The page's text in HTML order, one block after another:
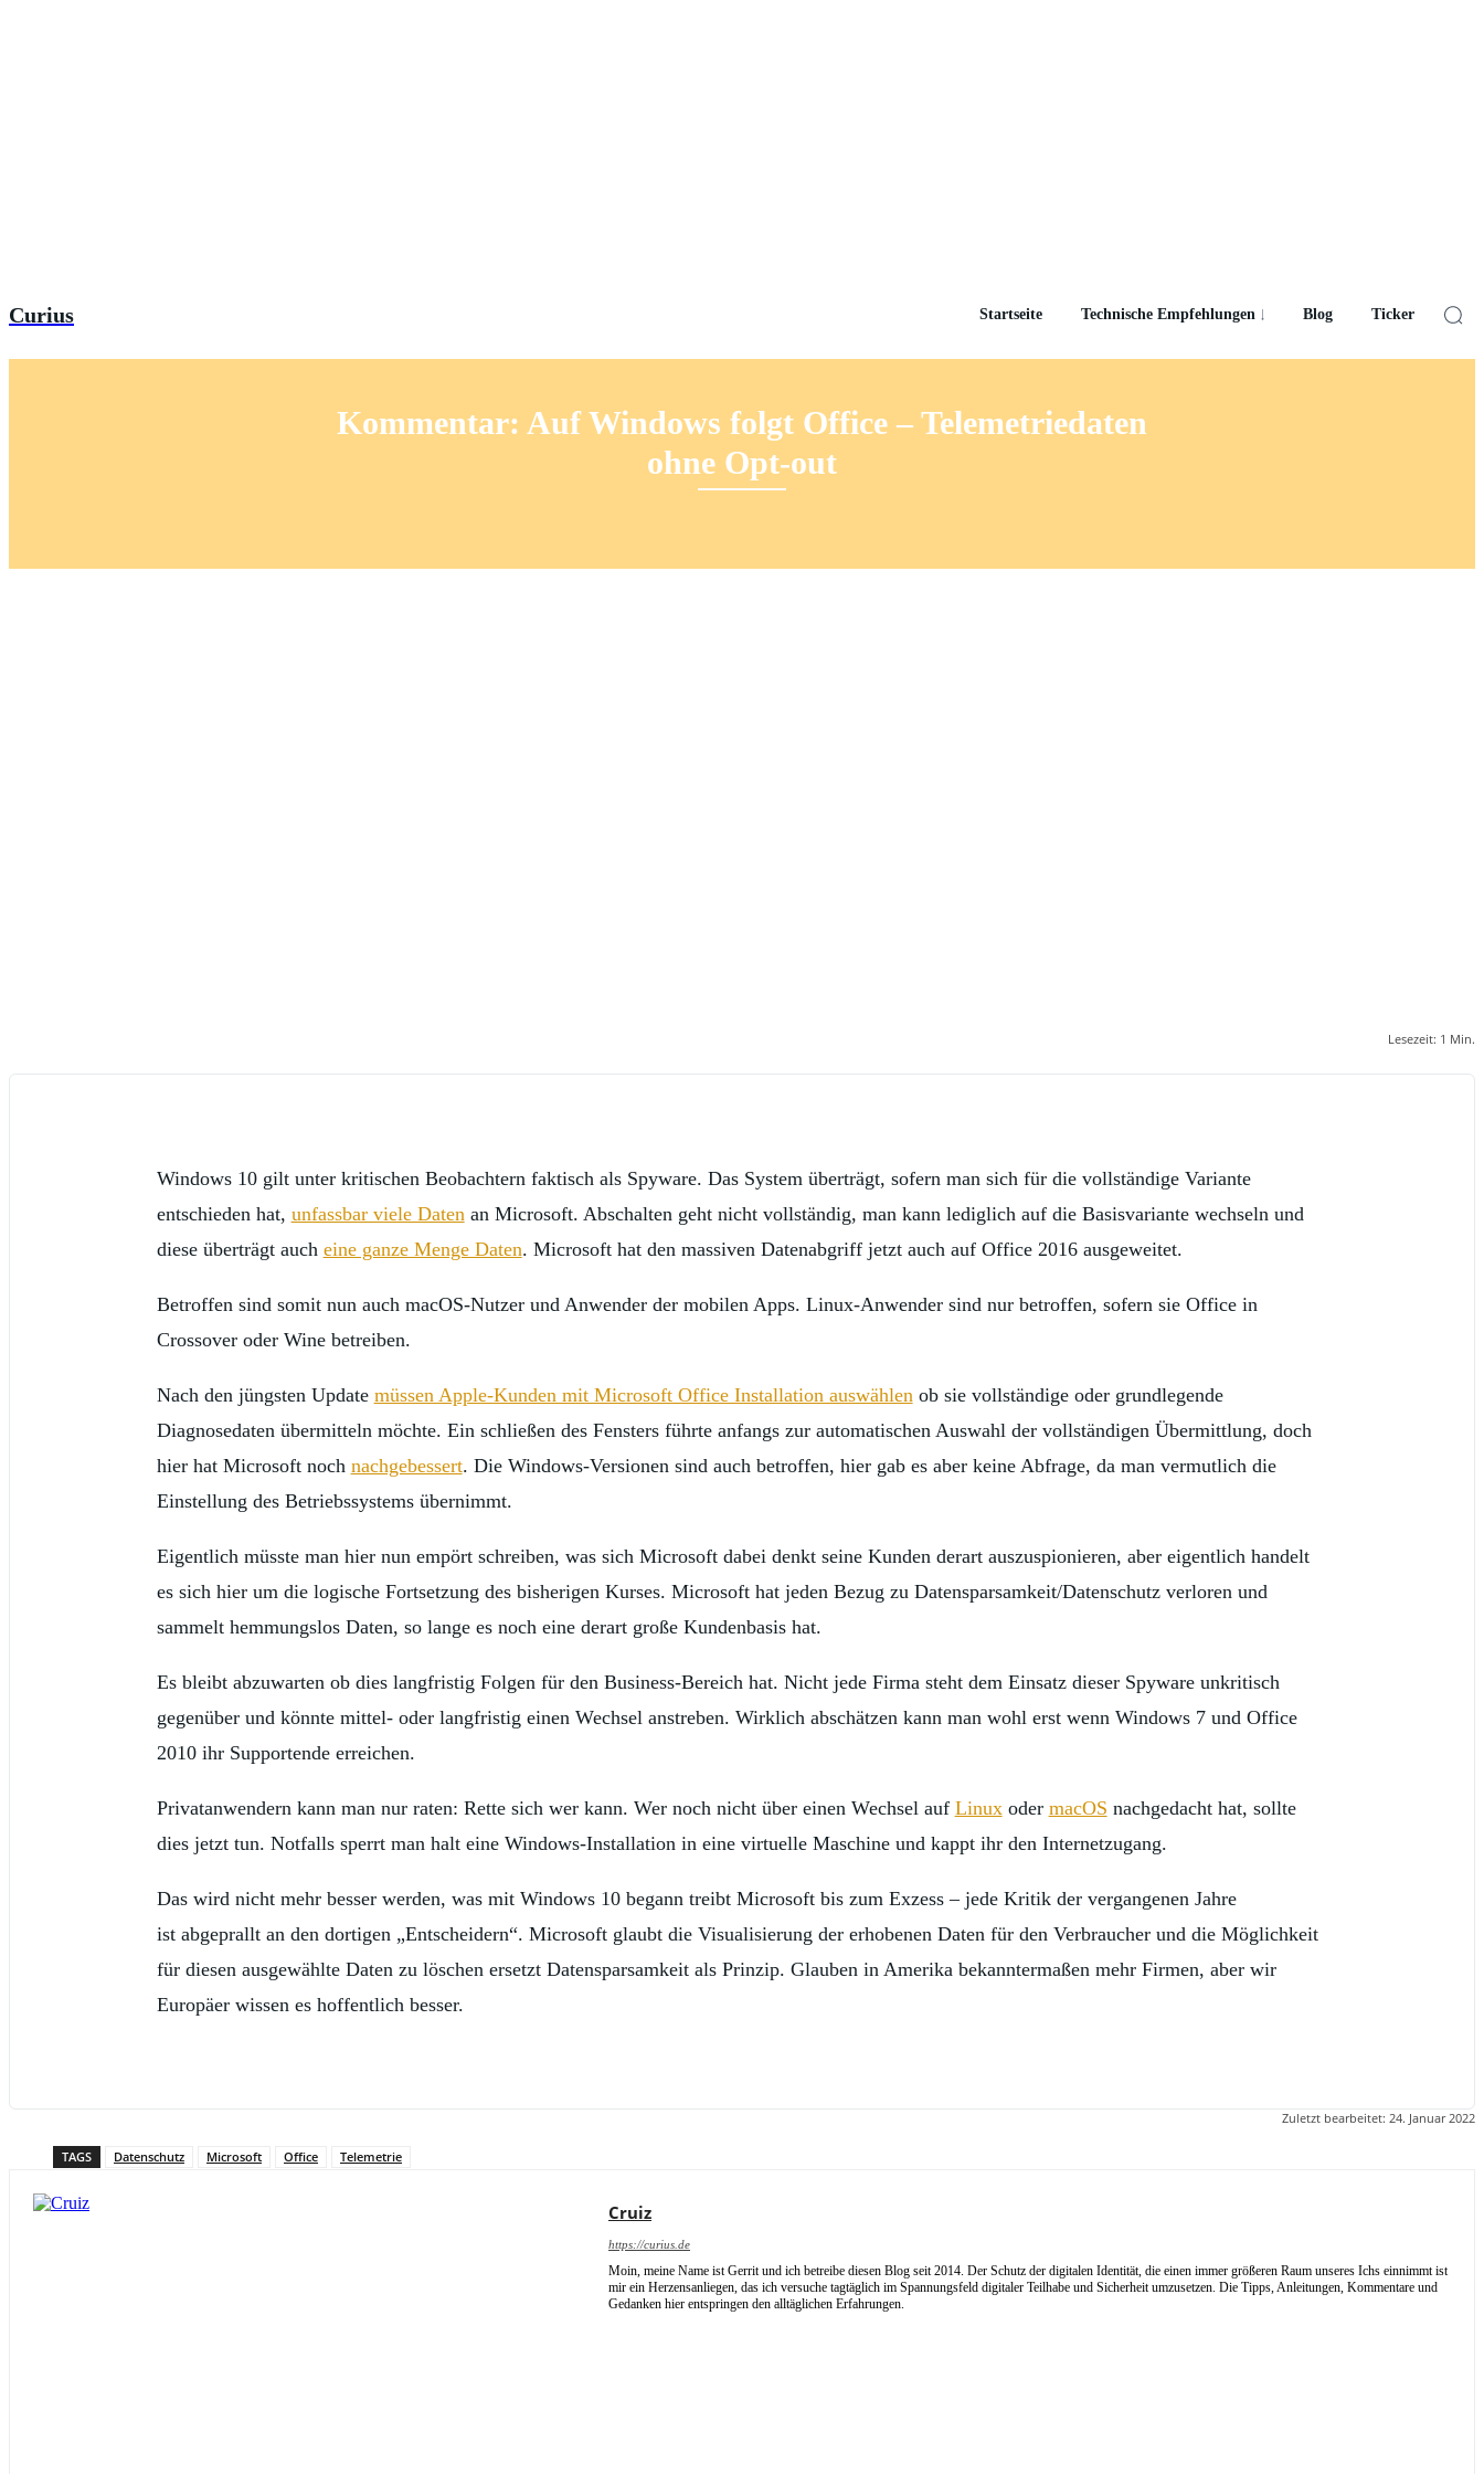
Curius Startseite Technische Empfehlungen Blog Ticker
Kommentar: Auf Windows folgt Office – Telemetriedaten
ohne Opt-out
Lesezeit: 1 Min.
Windows 10 gilt unter kritischen Beobachtern faktisch als Spyware. Das System überträgt, sofern man sich für die vollständige Variante
entschieden hat, unfassbar viele Datenan Microsoft. Abschalten geht nicht vollständig, man kann lediglich auf die Basisvariante wechseln und
diese überträgt auch eine ganze Menge Daten. Microsoft hat den massiven Datenabgriff jetzt auch auf Office 2016 ausgeweitet.
Betroffen sind somit nun auch macOS-Nutzer und Anwender der mobilen Apps. Linux-Anwender sind nur betroffen, sofern sie Office in
Crossover oder Wine betreiben.
Nach den jüngsten Update müssen Apple-Kunden mit Microsoft Office Installation auswählenob sie vollständige oder grundlegende
Diagnosedaten übermitteln möchte. Ein schließen des Fensters führte anfangs zur automatischen Auswahl der vollständigen Übermittlung, doch
hier hat Microsoft noch nachgebessert. Die Windows-Versionen sind auch betroffen, hier gab es aber keine Abfrage, da man vermutlich die
Einstellung des Betriebssystems übernimmt.
Eigentlich müsste man hier nun empört schreiben, was sich Microsoft dabei denkt seine Kunden derart auszuspionieren, aber eigentlich handelt
es sich hier um die logische Fortsetzung des bisherigen Kurses. Microsoft hat jeden Bezug zu Datensparsamkeit/Datenschutz verloren und
sammelt hemmungslos Daten, so lange es noch eine derart große Kundenbasis hat.
Es bleibt abzuwarten ob dies langfristig Folgen für den Business-Bereich hat. Nicht jede Firma steht dem Einsatz dieser Spyware unkritisch
gegenüber und könnte mittel- oder langfristig einen Wechsel anstreben. Wirklich abschätzen kann man wohl erst wenn Windows 7 und Office
2010 ihr Supportende erreichen.
Privatanwendern kann man nur raten: Rette sich wer kann. Wer noch nicht über einen Wechsel auf Linuxoder macOS nachgedacht hat, sollte
dies jetzt tun. Notfalls sperrt man halt eine Windows-Installation in eine virtuelle Maschine und kappt ihr den Internetzugang.
Das wird nicht mehr besser werden, was mit Windows 10 begann treibt Microsoft bis zum Exzess – jede Kritik der vergangenen Jahre
ist abgeprallt an den dortigen „Entscheidern“. Microsoft glaubt die Visualisierung der erhobenen Daten für den Verbraucher und die Möglichkeit
für diesen ausgewählte Daten zu löschen ersetzt Datensparsamkeit als Prinzip. Glauben in Amerika bekanntermaßen mehr Firmen, aber wir
Europäer wissen es hoffentlich besser.
Zuletzt bearbeitet: 24. Januar 2022
TAGS Datenschutz Microsoft Office Telemetrie
Cruiz
https://curius.de
Moin, meine Name ist Gerrit und ich betreibe diesen Blog seit 2014. Der Schutz der digitalen Identität, die einen immer größeren Raum unseres Ichs einnimmt ist
mir ein Herzensanliegen, das ich versuche tagtäglich im Spannungsfeld digitaler Teilhabe und Sicherheit umzusetzen. Die Tipps, Anleitungen, Kommentare und
Gedanken hier entspringen den alltäglichen Erfahrungen.